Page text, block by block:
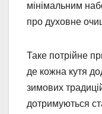
мінімальним
про духовне
Таке потрійне
де кожна кутя
зимових
дотримуються